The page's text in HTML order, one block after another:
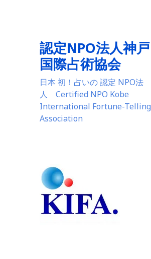
認定NPO法人神戸
国際占術協会
日本 初！占いの 認定 NPO法
人 Certified NPO Kobe
International Fortune-Telling
Association